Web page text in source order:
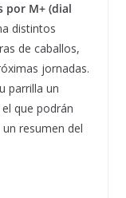
por M+ (dial
distintos
de caballos,
jornadas.
parrilla un
que podrán
un resumen del